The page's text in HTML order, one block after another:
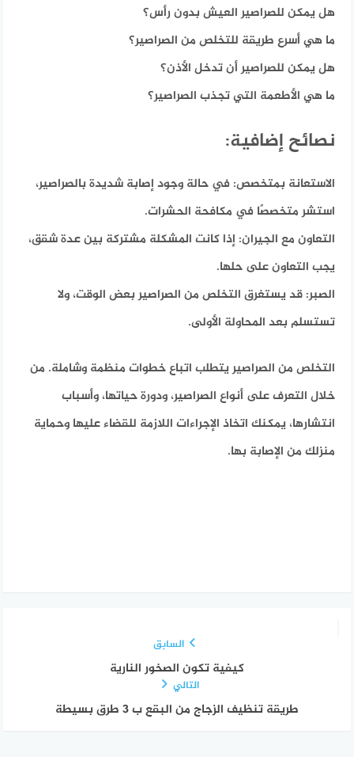
هل يمكن للصراصير العيش بدون رأس؟
ما هي أسرع طريقة للتخلص من الصراصير؟
هل يمكن للصراصير أن تدخل الأذن؟
ما هي الأطعمة التي تجذب الصراصير؟
نصائح إضافية:
الاستعانة بمتخصص: في حالة وجود إصابة شديدة بالصراصير،
استشر متخصصًا في مكافحة الحشرات.
التعاون مع الجيران: إذا كانت المشكلة مشتركة بين عدة شقق،
يجب التعاون على حلها.
الصبر: قد يستغرق التخلص من الصراصير بعض الوقت، ولا
تستسلم بعد المحاولة الأولى.
التخلص من الصراصير يتطلب اتباع خطوات منظمة وشاملة. من
خلال التعرف على أنواع الصراصير، ودورة حياتها، وأسباب
انتشارها، يمكنك اتخاذ الإجراءات اللازمة للقضاء عليها وحماية
منزلك من الإصابة بها.
السابق
كيفية تكون الصخور النارية
التالي
طريقة تنظيف الزجاج من البقع ب 3 طرق بسيطة